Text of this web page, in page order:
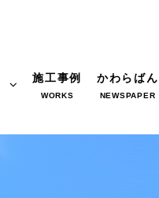
施工事例
WORKS
かわらばん
NEWSPAPER